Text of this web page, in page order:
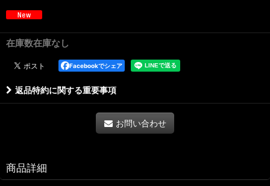
在庫数在庫なし
Facebookでシェア
返品特約に関する重要事項
お問い合わせ
商品詳細